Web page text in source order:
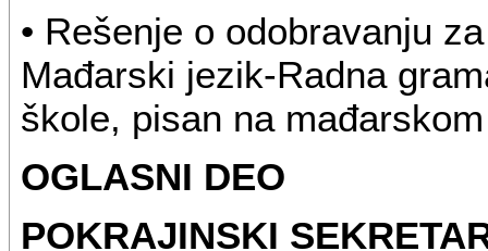
• Rešenje o odobravanju
Mađarski jezik-Radna
škole, pisan na
OGLASNI DEO
POKRAJINSKI